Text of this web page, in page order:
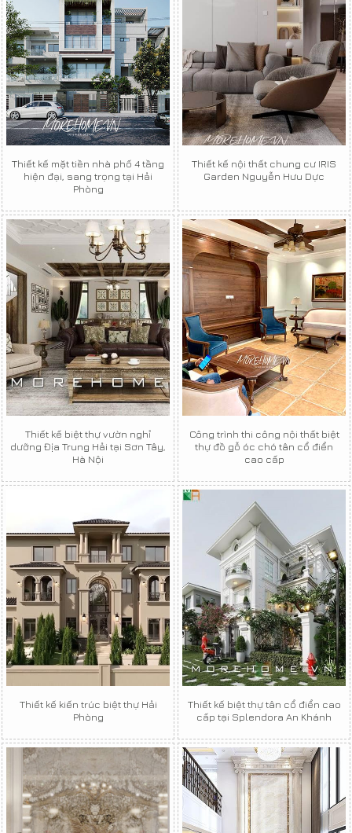
Thiết kế mặt tiền nhà phố 4 tầng
hiện đại, sang trọng tại Hải
Phòng
Thiết kế nội thất chung cư IRIS
Garden Nguyễn Hưu Dực
Thiết kế biệt thự vườn nghỉ
dưỡng Địa Trung Hải tại Sơn Tây,
Hà Nội
Công trình thi công nội thất biệt
thự đồ gỗ óc chó tân cổ điển
cao cấp
Thiết kế kiến trúc biệt thự Hải
Phòng
Thiết kế biệt thự tân cổ điển cao
cấp tại Splendora An Khánh